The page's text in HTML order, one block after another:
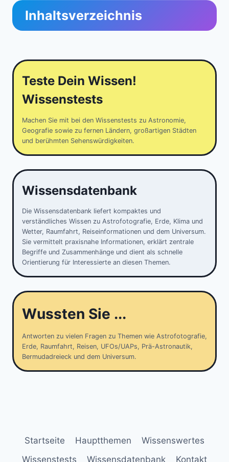
Inhaltsverzeichnis
Teste Dein Wissen!
Wissenstests
Machen Sie mit bei den Wissenstests zu Astronomie,
Geografie sowie zu fernen Ländern, großartigen Städten
und berühmten Sehenswürdigkeiten.
Wissensdatenbank
Die Wissensdatenbank liefert kompaktes und
verständliches Wissen zu Astrofotografie, Erde, Klima und
Wetter, Raumfahrt, Reiseinformationen und dem Universum.
Sie vermittelt praxisnahe Informationen, erklärt zentrale
Begriffe und Zusammenhänge und dient als schnelle
Orientierung für Interessierte an diesen Themen.
Wussten Sie ...
Antworten zu vielen Fragen zu Themen wie Astrofotografie,
Erde, Raumfahrt, Reisen, UFOs/UAPs, Prä-Astronautik,
Bermudadreieck und dem Universum.
Startseite Hauptthemen
Wissenswertes
Wissenstests
Wissensdatenbank Kontakt